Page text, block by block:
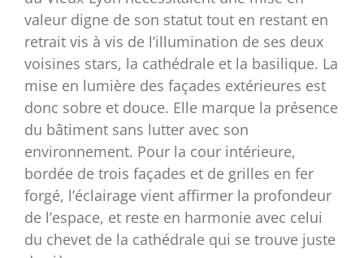
valeur digne de son statut tout en restant en
retrait vis à vis de l’illumination de ses deux
voisines stars, la cathédrale et la basilique. La
mise en lumière des façades extérieures est
donc sobre et douce. Elle marque la présence
du bâtiment sans lutter avec son
environnement. Pour la cour intérieure,
bordée de trois façades et de grilles en fer
forgé, l’éclairage vient affirmer la profondeur
de l’espace, et reste en harmonie avec celui
du chevet de la cathédrale qui se trouve juste